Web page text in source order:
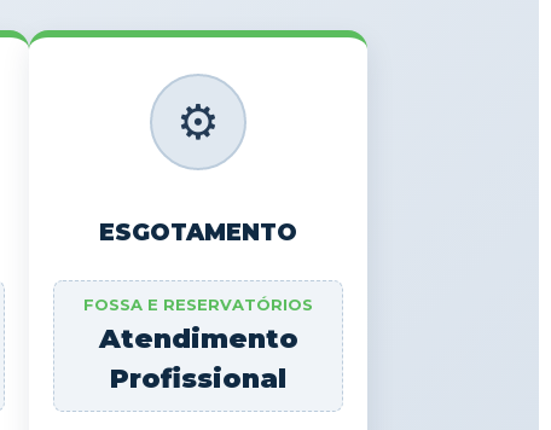
⚙️
ESGOTAMENTO
FOSSA E RESERVATÓRIOS
Atendimento
Profissional